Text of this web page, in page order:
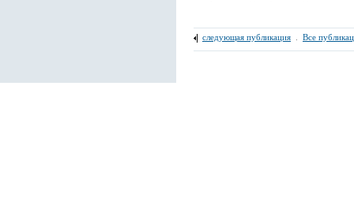
следующая публикация Все